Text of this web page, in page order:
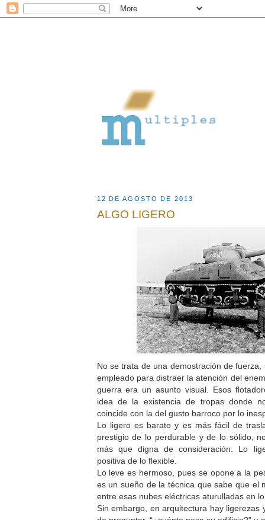
12 DE AGOSTO DE 2013
ALGO LIGERO
No se trata de una demostración de
empleado para distraer la atención del
guerra era un asunto visual. Esos
idea de la existencia de tropas donde
coincide con la del gusto barroco por lo
Lo ligero es barato y es más fácil de
prestigio de lo perdurable y de lo sólido,
más que digna de consideración. Lo
positiva de lo flexible.
Lo leve es hermoso, pues se opone a la
es un sueño de la técnica que sabe que el
entre esas nubes eléctricas aturulladas en
Sin embargo, en arquitectura hay ligerezas